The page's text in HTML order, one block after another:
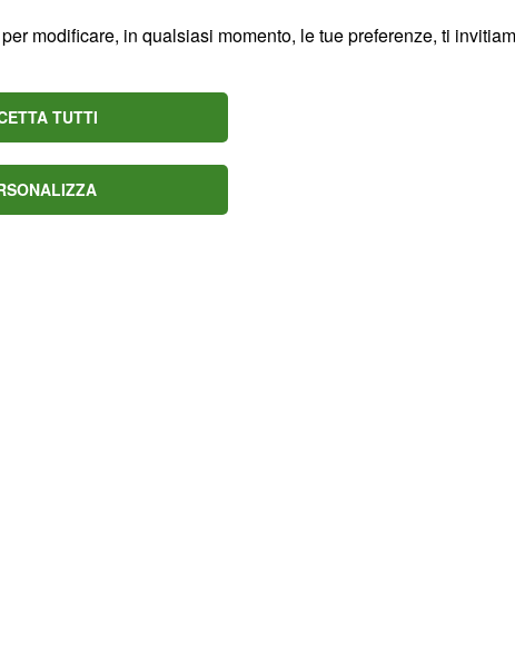
modificare, in qualsiasi momento, le tue preferenze, ti
TUTTI